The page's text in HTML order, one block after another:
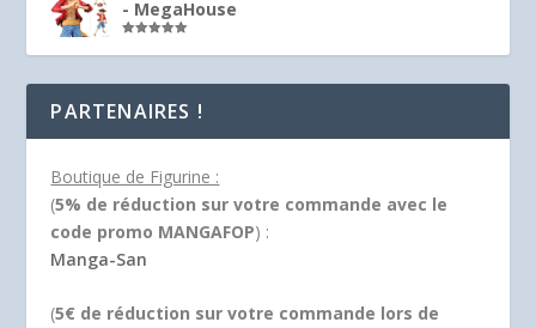
- MegaHouse
PARTENAIRES !
Boutique de Figurine :
(5% de réduction sur votre commande avec le
code promo MANGAFOP) :
Manga-San
(5€ de réduction sur votre commande lors de